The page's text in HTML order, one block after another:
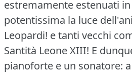
estremamente estenuati
potentissima la luce
Leopardi! e tanti vecchi
Santità Leone XIII! E
pianoforte e un sonatore: